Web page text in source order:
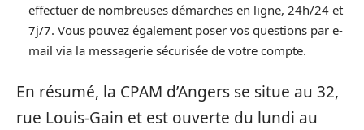
effectuer de nombreuses démarches en ligne, 24h/24 et
7j/7. Vous pouvez également poser vos questions par e-
mail via la messagerie sécurisée de votre compte.
En résumé, la CPAM d’Angers se situe au 32,
rue Louis-Gain et est ouverte du lundi au